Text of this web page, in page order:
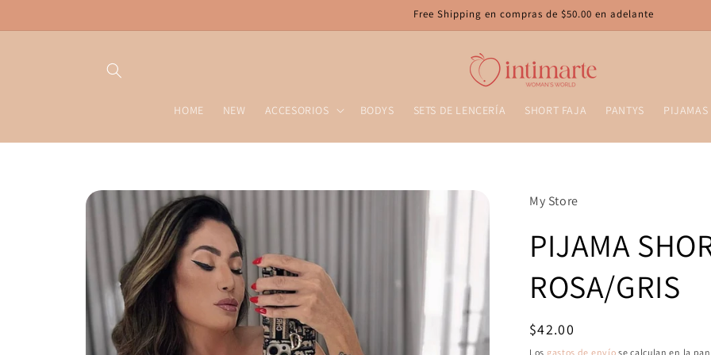
al contenido
Free Shipping en compras de $50.00 en adelante
HOME NEW ACCESORIOS BODYS SETS DE LENCERÍA SHORT FAJA PANTYS PIJAMAS
directamente
información
del producto
My Store
PIJAMA
ROSA/GRIS
Precio
habitual
$42.00
Los gastos de envío se calculan en la